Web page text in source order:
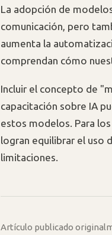
La adopción de
comunicación, pero
aumenta la
comprendan cómo
Incluir el concepto de
capacitación sobre IA
estos modelos. Para
logran equilibrar el uso
limitaciones.
Artículo publicado